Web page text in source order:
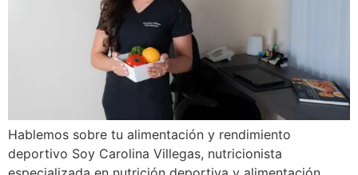
Hablemos sobre tu alimentación y rendimiento
deportivo Soy Carolina Villegas, nutricionista